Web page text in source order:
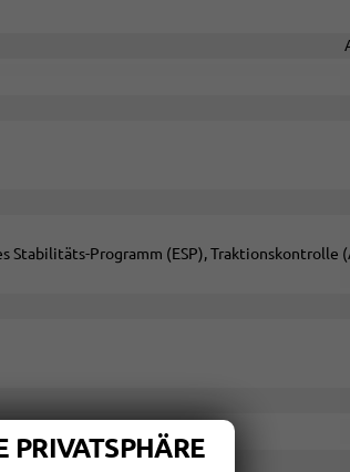
Programm (ESP), Traktionskontrolle
PRIVATSPHÄRE